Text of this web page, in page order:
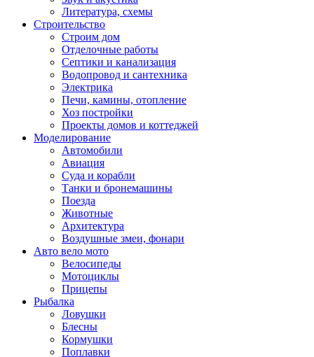
Литература, схемы
Строительство
Строим дом
Отделочные работы
Септики и канализация
Водопровод и сантехника
Электрика
Печи, камины, отопление
Хоз постройки
Проекты домов и коттеджей
Моделирование
Автомобили
Авиация
Суда и корабли
Танки и бронемашины
Поезда
Животные
Архитектура
Воздушные змеи, фонари
Авто вело мото
Велосипеды
Мотоциклы
Прицепы
Рыбалка
Ловушки
Блесны
Кормушки
Поплавки